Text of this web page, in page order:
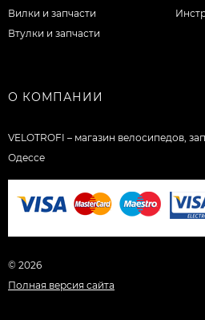
Вилки и запчасти
Втулки и запчасти
О КОМПАНИИ
VELOTROFI – магазин велосипедов,
Одессе
© 2026
Полная версия сайта